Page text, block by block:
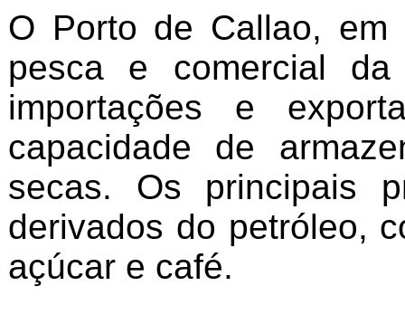
O Porto de Callao,
pesca e comercial
importações e
capacidade de
secas. Os principais
derivados do petróleo,
açúcar e café.